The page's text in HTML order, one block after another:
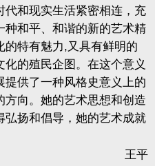
代和现实生活紧密相连，充
种和平、和谐的新的艺术精
的特有魅力,又具有鲜明的
的殖民企图。在这个意义
供了一种风格史意义上的
向。她的艺术思想和创造
弘扬和倡导，她的艺术成就
王平